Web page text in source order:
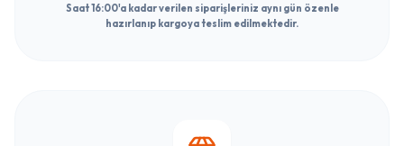
Saat 16:00'a kadar verilen siparişleriniz aynı gün özenle
hazırlanıp kargoya teslim edilmektedir.